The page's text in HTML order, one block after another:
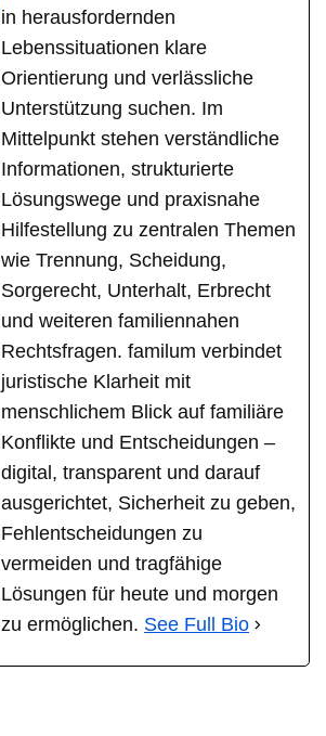
in herausfordernden
Lebenssituationen klare
Orientierung und verlässliche
Unterstützung suchen. Im
Mittelpunkt stehen verständliche
Informationen, strukturierte
Lösungswege und praxisnahe
Hilfestellung zu zentralen Themen
wie Trennung, Scheidung,
Sorgerecht, Unterhalt, Erbrecht
und weiteren familiennahen
Rechtsfragen. familum verbindet
juristische Klarheit mit
menschlichem Blick auf familiäre
Konflikte und Entscheidungen –
digital, transparent und darauf
ausgerichtet, Sicherheit zu geben,
Fehlentscheidungen zu
vermeiden und tragfähige
Lösungen für heute und morgen
zu ermöglichen. See Full Bio